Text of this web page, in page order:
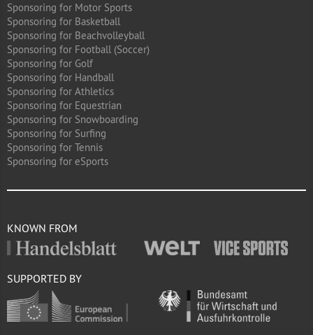
Sponsoring for Motor Sports
Sponsoring for Basketball
Sponsoring for Beachvolleyball
Sponsoring for Football (Soccer)
Sponsoring for Golf
Sponsoring for Handball
Sponsoring for Athletics
Sponsoring for Equestrian
Sponsoring for Snowboarding
Sponsoring for Surfing
Sponsoring for Tennis
Sponsoring for eSports
KNOWN FROM
SUPPORTED BY